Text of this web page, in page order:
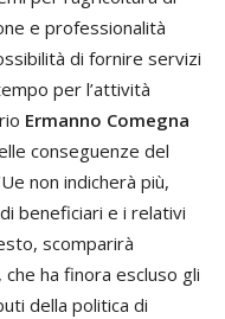
e professionalità
di fornire servizi
per l’attività
Ermanno Comegna
conseguenze del
non indicherà più,
beneficiari e i relativi
scomparirà
ha finora escluso gli
della politica di